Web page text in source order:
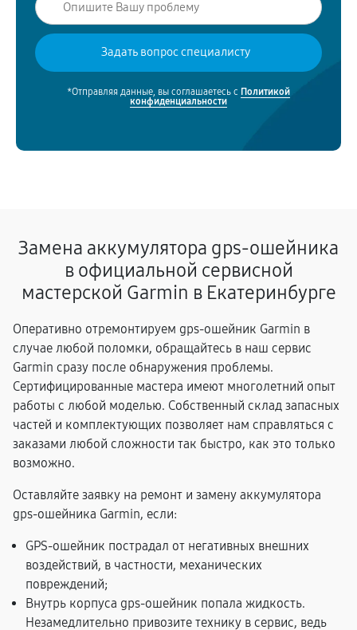
*Отправляя данные, вы соглашаетесь с Политикой
конфиденциальности
Замена аккумулятора gps-ошейника
в официальной сервисной
мастерской Garmin в Екатеринбурге
Оперативно отремонтируем gps-ошейник Garmin в
случае любой поломки, обращайтесь в наш сервис
Garmin сразу после обнаружения проблемы.
Сертифицированные мастера имеют многолетний опыт
работы с любой моделью. Собственный склад запасных
частей и комплектующих позволяет нам справляться с
заказами любой сложности так быстро, как это только
возможно.
Оставляйте заявку на ремонт и замену аккумулятора
gps-ошейника Garmin, если:
GPS-ошейник пострадал от негативных внешних
воздействий, в частности, механических
повреждений;
Внутрь корпуса gps-ошейник попала жидкость.
Незамедлительно привозите технику в сервис, ведь